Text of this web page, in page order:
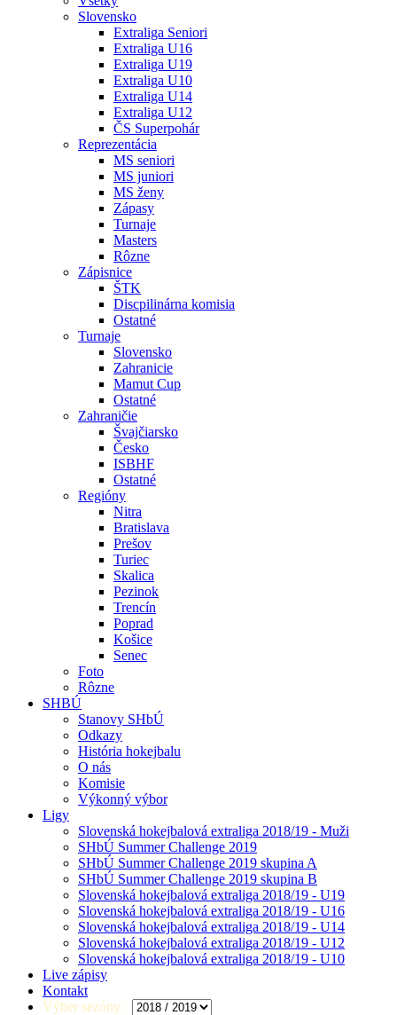
Slovensko
Extraliga Seniori
Extraliga U16
Extraliga U19
Extraliga U10
Extraliga U14
Extraliga U12
ČS Superpohár
Reprezentácia
MS seniori
MS juniori
MS ženy
Zápasy
Turnaje
Masters
Rôzne
Zápisnice
ŠTK
Discpilinárna komisia
Ostatné
Turnaje
Slovensko
Zahranicie
Mamut Cup
Ostatné
Zahraničie
Švajčiarsko
Česko
ISBHF
Ostatné
Regióny
Nitra
Bratislava
Prešov
Turiec
Skalica
Pezinok
Trencín
Poprad
Košice
Senec
Foto
Rôzne
SHBÚ
Stanovy SHbÚ
Odkazy
História hokejbalu
O nás
Komisie
Výkonný výbor
Ligy
Slovenská hokejbalová extraliga 2018/19 - Muži
SHbÚ Summer Challenge 2019
SHbÚ Summer Challenge 2019 skupina A
SHbÚ Summer Challenge 2019 skupina B
Slovenská hokejbalová extraliga 2018/19 - U19
Slovenská hokejbalová extraliga 2018/19 - U16
Slovenská hokejbalová extraliga 2018/19 - U14
Slovenská hokejbalová extraliga 2018/19 - U12
Slovenská hokejbalová extraliga 2018/19 - U10
Live zápisy
Kontakt
Výber sezóny: